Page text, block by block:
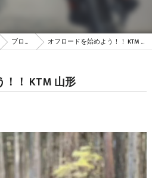
ブログ オフロードを始めよう！！ KTM 山形
！ KTM 山形